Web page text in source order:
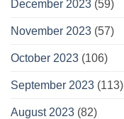
December 2023 (59)
November 2023 (57)
October 2023 (106)
September 2023 (113)
August 2023 (82)